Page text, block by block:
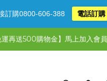
惠】全館滿1,000送500購物金！
】超值5選3，最高現省1,770元
運再送500購物金】馬上加入會員
訂購0800-606-388 電話訂購